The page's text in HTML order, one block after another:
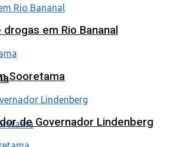
em Rio Bananal
Sooretama
de Governador Lindenberg